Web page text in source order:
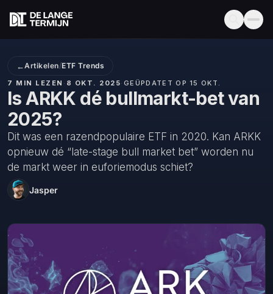
←Artikelen/ETF Trends
7 MIN LEZEN · 8 OKT. 2025· GEÜPDATET OP 15 OKT.
Is ARKK dé bullmarkt-bet van
2025?
Dit was een razendpopulaire ETF in 2020. Kan ARKK
opnieuw dé “late-stage bull market bet” worden nu
de markt weer in euforiemodus schiet?
Jasper